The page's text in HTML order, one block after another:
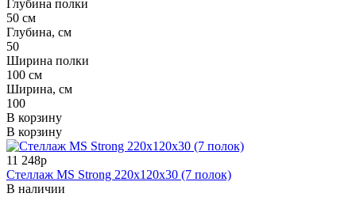
Глубина полки
50 см
Глубина, см
50
Ширина полки
100 см
Ширина, см
100
В корзину
В корзину
11 248р
Стеллаж MS Strong 220x120x30 (7 полок)
В наличии